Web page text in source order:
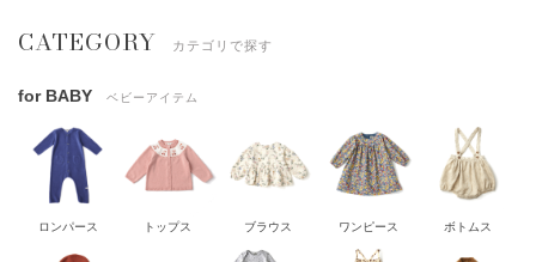
CATEGORY カテゴリで探す
for BABY ベビーアイテム
ロンパース トップス ブラウス ワンピース ボトムス